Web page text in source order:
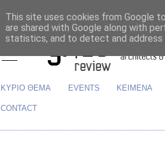
ΚΥΡΙΟ ΘΕΜΑ EVENTS ΚΕΙΜΕΝΑ
CONTACT
This site uses cookies from Google
are shared with Google along with
statistics, and to detect and address